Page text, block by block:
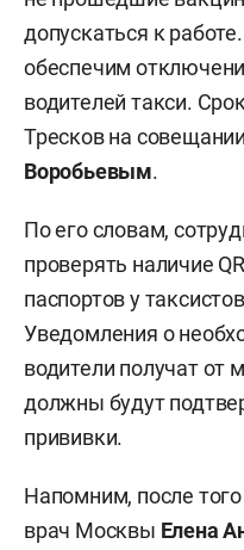
допускаться к
обеспечим
водителей такси.
Тресков на
Воробьевым.
По его словам,
проверять наличие
паспортов у
Уведомления о
водители получат от
должны будут
прививки.
Напомним, после
врач Москвы Елена